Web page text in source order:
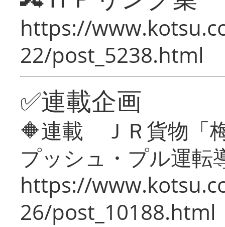
https://
22/post_5238.html
✅連載企画
🔶連載 ＪＲ貨物「
プッシュ・プル運転
https://
26/post_10188.html